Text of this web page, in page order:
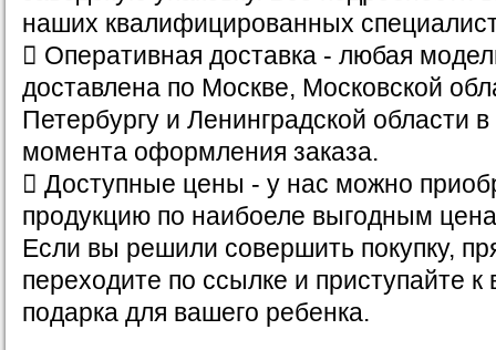
наших квалифицированных
 Оперативная доставка - любая
доставлена по Москве, Московской
Петербургу и Ленинградской области в
момента оформления заказа.
 Доступные цены - у нас можно
продукцию по наибоеле выгодным
Если вы решили совершить покупку,
переходите по ссылке и приступайте
подарка для вашего ребенка.